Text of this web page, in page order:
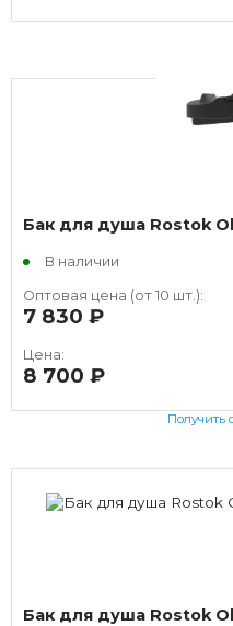
Бак для душа Rostok
В наличии
Оптовая цена (от 10 шт.):
7 830
Цена:
8 700
Получить
Бак для душа Rostok